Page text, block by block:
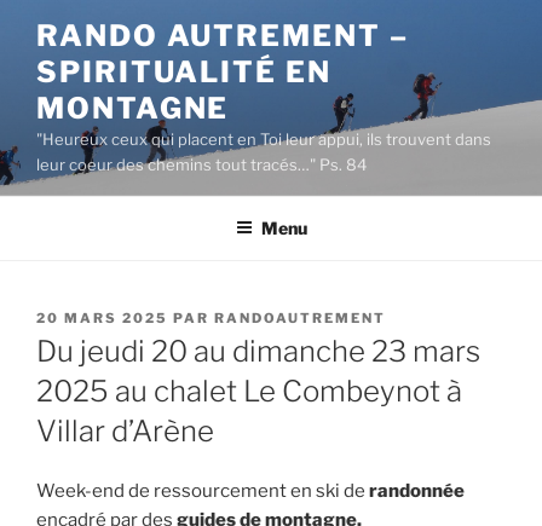
contenu
principal
RANDO AUTREMENT –
SPIRITUALITÉ EN
MONTAGNE
"Heureux ceux qui placent en Toi leur appui, ils trouvent dans
leur coeur des chemins tout tracés…" Ps. 84
Menu
PUBLIÉ
LE
20 MARS 2025 PAR RANDOAUTREMENT
Du jeudi 20 au dimanche 23 mars
2025 au chalet Le Combeynot à
Villar d’Arène
Week-end de ressourcement en ski de randonnée
encadré par des guides de montagne.